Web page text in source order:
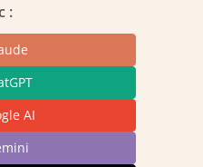
:
AI